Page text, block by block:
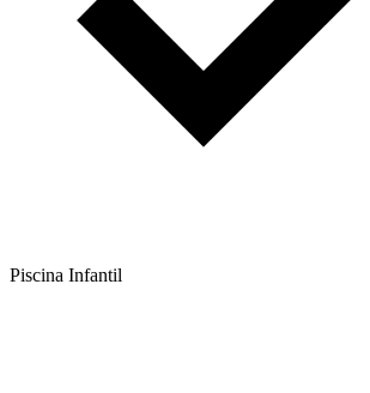
Piscina Infantil